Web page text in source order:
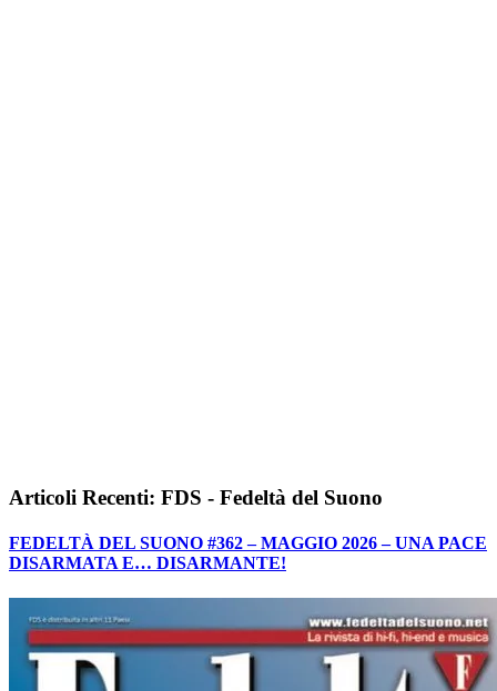
Articoli Recenti: FDS - Fedeltà del Suono
FEDELTÀ DEL SUONO #362 – MAGGIO 2026 – UNA PACE
DISARMATA E… DISARMANTE!